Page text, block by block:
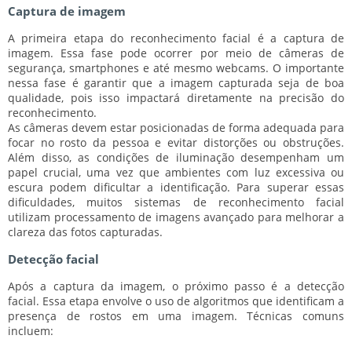
Captura de imagem
A primeira etapa do reconhecimento facial é a captura de
imagem. Essa fase pode ocorrer por meio de câmeras de
segurança, smartphones e até mesmo webcams. O importante
nessa fase é garantir que a imagem capturada seja de boa
qualidade, pois isso impactará diretamente na precisão do
reconhecimento.
As câmeras devem estar posicionadas de forma adequada para
focar no rosto da pessoa e evitar distorções ou obstruções.
Além disso, as condições de iluminação desempenham um
papel crucial, uma vez que ambientes com luz excessiva ou
escura podem dificultar a identificação. Para superar essas
dificuldades, muitos sistemas de reconhecimento facial
utilizam processamento de imagens avançado para melhorar a
clareza das fotos capturadas.
Detecção facial
Após a captura da imagem, o próximo passo é a detecção
facial. Essa etapa envolve o uso de algoritmos que identificam a
presença de rostos em uma imagem. Técnicas comuns
incluem: